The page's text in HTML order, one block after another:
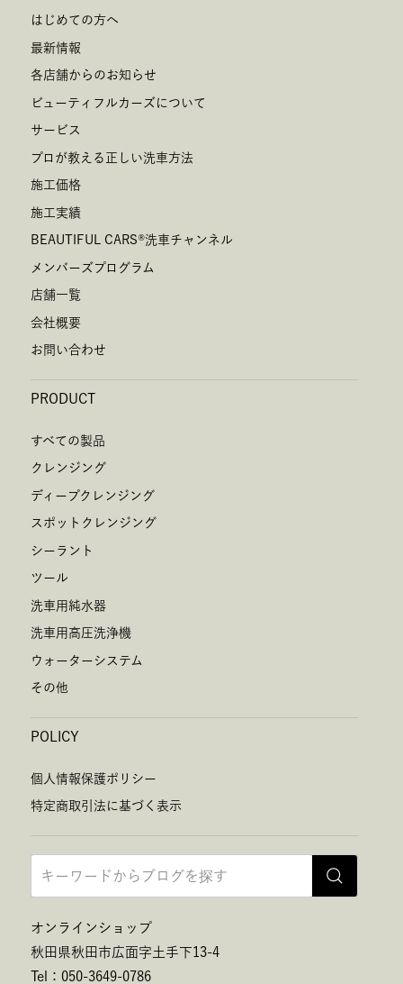
人の生命、身体又は財産の保護のために必要がある場合
に必要がある場合であって本人の、同意を得ることが困
難であるとき
国の機関若しくは地方公共団体又はその委託を受けた者
が法令の定める事務を遂行することに対して協力する必
当該事務の遂行に支障を及ぼすおそれがあるとき
5.個人情報取扱いの委託
当社は、取得した個人情報を上記利用目的の遂行上、取扱
いを外部に委託する場合があります。この場合、当社が定
めた水準を満たす者を委託先とし、個人情報の取扱いにつ
いて適切な指導・監督を行います。
6.個人情報の開示等の請求
お客様が当社に対してご自身の個人情報の開示等（利用目
す。その際、当社はご本人を確認させていただいたうえ
で、合理的な期間内に対応いたします。開示等の申し出の
詳細につきましては、下記の「個人情報に関するお問い合
わせ窓口」までお問い合わせください。
アドレス：privacy@whiteseed.co.jp TEL：050-3612-
7414 （受付時間 10:00～17:00）
7.個人情報を提供されることの任意性について
の任意によるものです。ただし、必要な項目をいただけな
い場合、各サービス等が適切な状態で提供できない場合が
あります。
8.本Webサイトへアクセスしたことを契機として機械
はじめての方へ
最新情報
各店舗からのお知らせ
ビューティフルカーズについて
サービス
プロが教える正しい洗車方法
施工価格
施工実績
BEAUTIFUL CARS®洗車チャンネル
メンバーズプログラム
店舗一覧
会社概要
お問い合わせ
PRODUCT
すべての製品
クレンジング
ディープクレンジング
スポットクレンジング
シーラント
ツール
洗車用純水器
洗車用高圧洗浄機
ウォーターシステム
その他
POLICY
個人情報保護ポリシー
特定商取引法に基づく表示
オンラインショップ
秋田県秋田市広面字土手下13-4
Tel：050-3649-0786